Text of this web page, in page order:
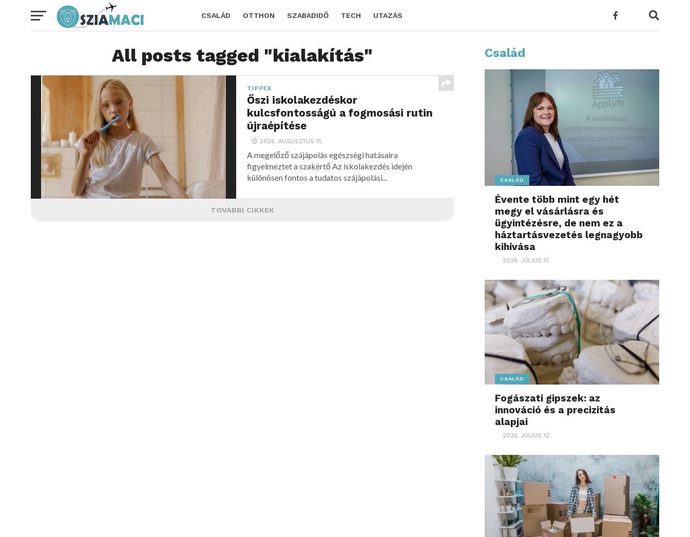
CSALÁD OTTHON SZABADIDŐ TECH UTAZÁS
All posts tagged "kialakítás"
TIPPEK
Őszi iskolakezdéskor
kulcsfontosságú a fogmosási rutin
újraépítése
2025. AUGUSZTUS 15.
A megelőző szájápolás egészségi hatásaira
figyelmeztet a szakértő Az iskolakezdés idején
különösen fontos a tudatos szájápolási...
TOVÁBBI CIKKEK
Család
CSALÁD
Évente több mint egy hét
megy el vásárlásra és
ügyintézésre, de nem ez a
háztartásvezetés legnagyobb
kihívása
2026. JÚLIUS 17.
CSALÁD
Fogászati gipszek: az
innováció és a precizitás
alapjai
2026. JÚLIUS 12.